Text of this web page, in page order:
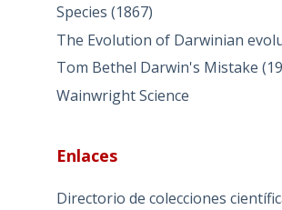
Species (1867)
The Evolution of Darwinian
Tom Bethel Darwin's Mistake
Wainwright Science
Enlaces
Directorio de colecciones